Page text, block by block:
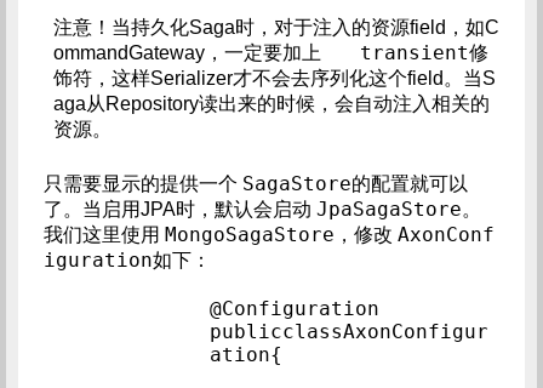
注意！当持久化Saga时，对于注入的资源field，如C
ommandGateway，一定要加上 transient修
饰符，这样Serializer才不会去序列化这个field。当S
aga从Repository读出来的时候，会自动注入相关的
资源。
只需要显示的提供一个 SagaStore的配置就可以
了。当启用JPA时，默认会启动 JpaSagaStore。
我们这里使用 MongoSagaStore ，修改 AxonConf
iguration如下：
publicclassAxonConfigur
ation{